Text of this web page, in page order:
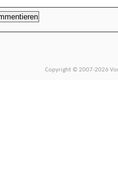
Copyright © 2007-2026